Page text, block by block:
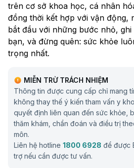
trên cơ sở khoa học, cá nhân
đồng thời kết hợp với vận động,
bắt đầu với những bước nhỏ,
bạn, và đừng quên: sức khỏe
trọng nhất.
MIỄN TRỪ TRÁCH NHIỆM
Thông tin được cung cấp chỉ mang
không thay thế ý kiến tham vấn y
quyết định liên quan đến sức khỏe,
thăm khám, chẩn đoán và điều trị
môn.
Liên hệ hotline 1800 6928 để được
trợ nếu cần được tư vấn.